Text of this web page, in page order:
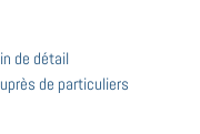
de détail
de particuliers